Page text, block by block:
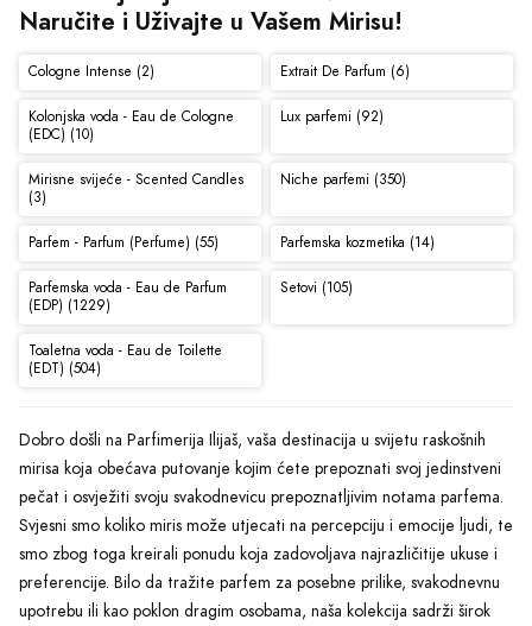
Naručite i Uživajte u Vašem Mirisu!
Cologne Intense (2) Extrait De Parfum (6)
Kolonjska voda - Eau de Cologne
(EDC) (10)
Lux parfemi (92)
Mirisne svijeće - Scented Candles
(3)
Niche parfemi (350)
Parfem - Parfum (Perfume) (55) Parfemska kozmetika (14)
Parfemska voda - Eau de Parfum
(EDP) (1229)
Setovi (105)
Toaletna voda - Eau de Toilette
(EDT) (504)
Dobro došli na Parfimerija Ilijaš, vaša destinacija u svijetu raskošnih
mirisa koja obećava putovanje kojim ćete prepoznati svoj jedinstveni
pečat i osvježiti svoju svakodnevicu prepoznatljivim notama parfema.
Svjesni smo koliko miris može utjecati na percepciju i emocije ljudi, te
smo zbog toga kreirali ponudu koja zadovoljava najrazličitije ukuse i
preferencije. Bilo da tražite parfem za posebne prilike, svakodnevnu
upotrebu ili kao poklon dragim osobama, naša kolekcija sadrži širok